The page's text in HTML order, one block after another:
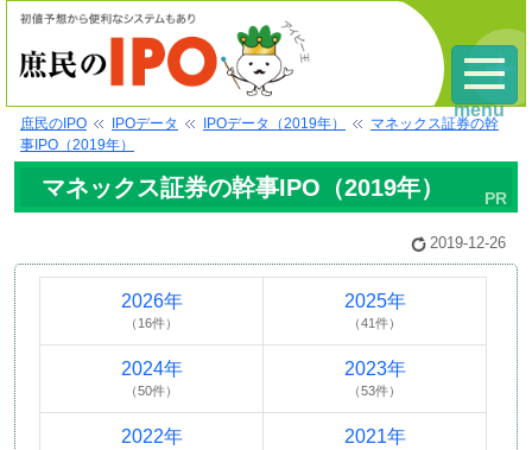
庶民のIPO IPOデータ IPOデータ（2019年）
マネックス証券の幹
事IPO（2019年）
マネックス証券の幹事IPO（2019年）
2019-12-26
2026年
（16件）
2025年
（41件）
2024年
（50件）
2023年
（53件）
2022年 2021年
menu